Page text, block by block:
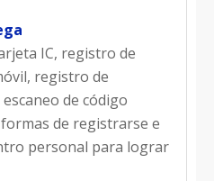
IC, registro de
registro de
de código
de registrarse e
personal para lograr